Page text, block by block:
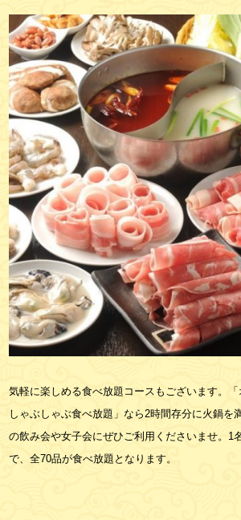
気軽に楽しめる食べ放題コースもございます。
しゃぶしゃぶ食べ放題」なら2時間存分に火鍋を
の飲み会や女子会にぜひご利用くださいませ。1
で、全70品が食べ放題となります。